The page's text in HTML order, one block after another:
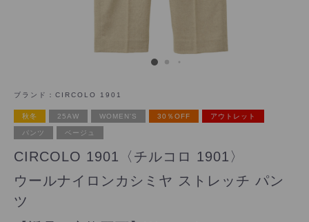
ブランド： CIRCOLO 1901
秋冬 25AW WOMEN'S 30％OFF アウトレット
パンツ ベージュ
CIRCOLO 1901〈チルコロ 1901〉
ウールナイロンカシミヤ ストレッチ パン
ツ